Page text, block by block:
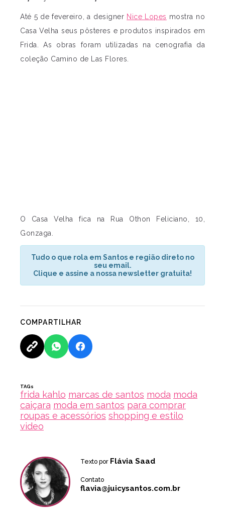
Até 5 de fevereiro, a designer Nice Lopes mostra no
Casa Velha seus pôsteres e produtos inspirados em
Frida. As obras foram utilizadas na cenografia da
coleção Camino de Las Flores.
O Casa Velha fica na Rua Othon Feliciano, 10,
Gonzaga.
Tudo o que rola em Santos e região direto no
seu email.
Clique e assine a nossa newsletter gratuita!
COMPARTILHAR
TAGs
frida kahlo marcas de santos moda moda
caiçara moda em santos para comprar
roupas e acessórios shopping e estilo
video
Texto por Flávia Saad
Contato
flavia@juicysantos.com.br